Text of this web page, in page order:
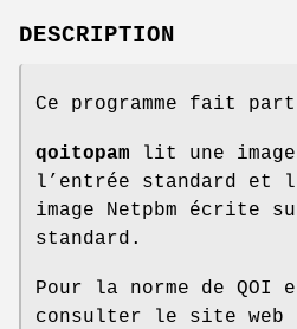
DESCRIPTION
Ce programme fait
qoitopam lit une
l’entrée standard et
image Netpbm écrite
standard.
Pour la norme de
consulter le site web